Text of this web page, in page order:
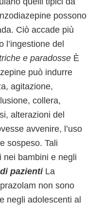
possono
Ciò accade più
l’ingestione del
e paradosse È
può indurre
agitazione,
collera,
alterazioni del
avvenire, l’uso
sospeso. Tali
nei bambini e negli
pazienti La
non sono
negli adolescenti al